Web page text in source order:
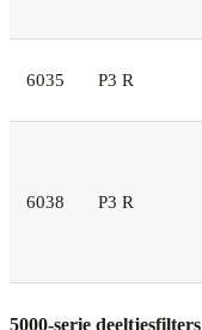
6035 P3 R
6038 P3 R
5000-serie deeltjesfilters